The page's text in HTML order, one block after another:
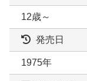
12歳～
発売日
1975年